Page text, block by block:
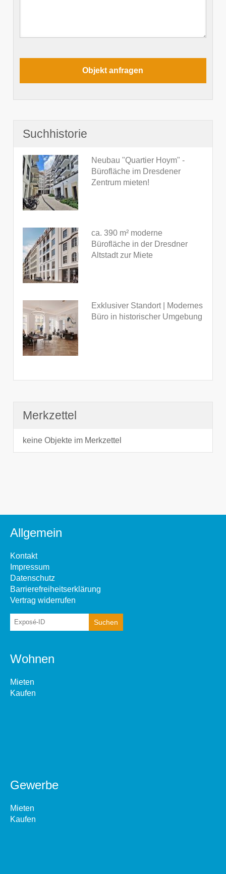
Suchhistorie
Neubau "Quartier Hoym" -
Bürofläche im Dresdener
Zentrum mieten!
ca. 390 m² moderne
Bürofläche in der Dresdner
Altstadt zur Miete
Exklusiver Standort | Modernes
Büro in historischer Umgebung
Merkzettel
keine Objekte im Merkzettel
Allgemein
Kontakt
Impressum
Datenschutz
Barrierefreiheitserklärung
Vertrag widerrufen
Wohnen
Mieten
Kaufen
Gewerbe
Mieten
Kaufen